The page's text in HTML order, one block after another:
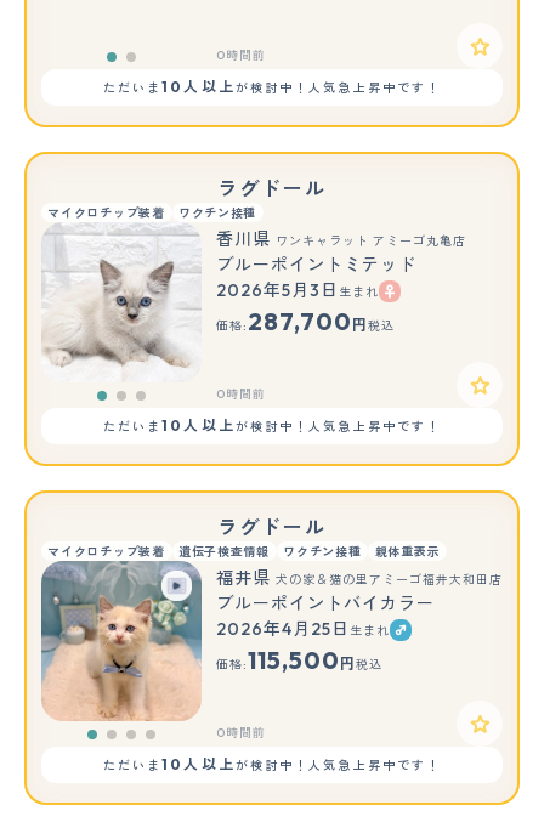
0時間前
ただいま10人以上が検討中！人気急上昇中です！
ラグドール
マイクロチップ装着 ワクチン接種
もっと見る
香川県 ワンキャラット アミーゴ丸亀店
ブルーポイントミテッド
2026年5月3日 生まれ
価格: 287,700 円 税込
0時間前
ただいま10人以上が検討中！人気急上昇中です！
ラグドール
マイクロチップ装着 遺伝子検査情報 ワクチン接種 親体重表示
福井県 犬の家＆猫の里アミーゴ福井大和田店
ブルーポイントバイカラー
2026年4月25日 生まれ
価格:115,500 円 税込
0時間前
ただいま10人以上が検討中！人気急上昇中です！